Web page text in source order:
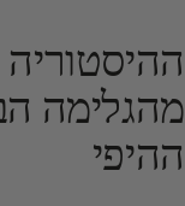
מהגלימה
ההיפי